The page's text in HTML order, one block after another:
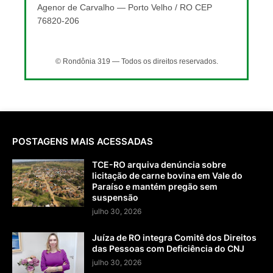
Agenor de Carvalho — Porto Velho / RO CEP
76820-206
© Rondônia 319 — Todos os direitos reservados.
POSTAGENS MAIS ACESSADAS
TCE-RO arquiva denúncia sobre
licitação de carne bovina em Vale do
Paraíso e mantém pregão sem
suspensão
julho 30, 2026
Juíza de RO integra Comitê dos Direitos
das Pessoas com Deficiência do CNJ
julho 30, 2026